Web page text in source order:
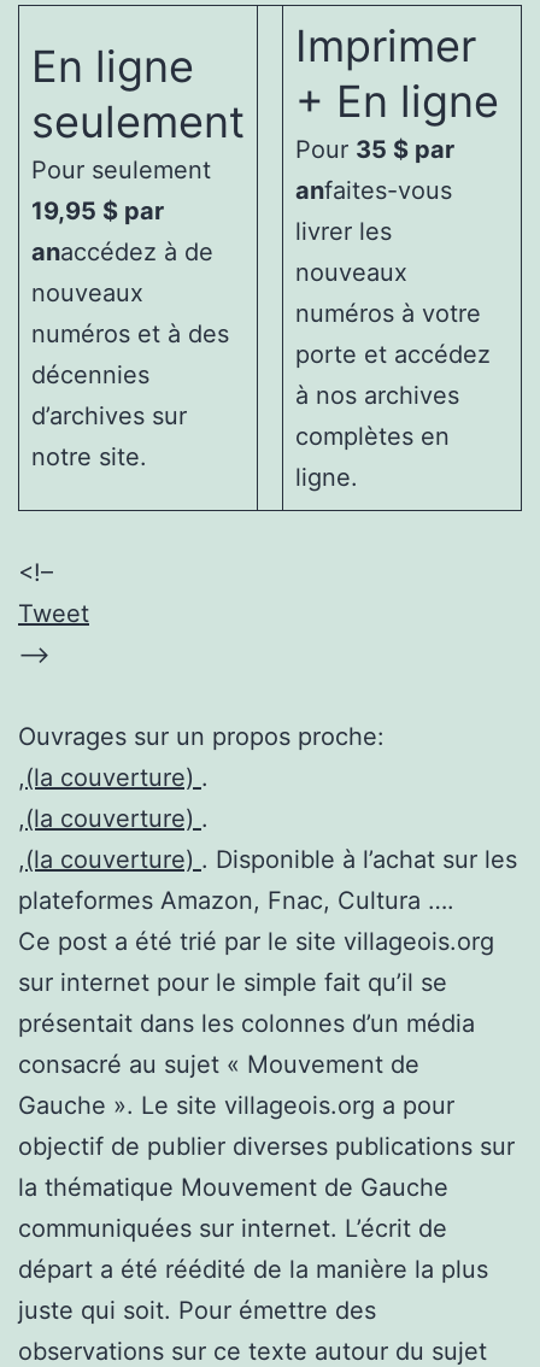
En ligne
seulement
Pour seulement
19,95 $ par
anaccédez à de
nouveaux
numéros et à des
décennies
d’archives sur
notre site.
Imprimer
+ En ligne
Pour 35 $ par
anfaites-vous
livrer les
nouveaux
numéros à votre
porte et accédez
à nos archives
complètes en
ligne.
<!–
Tweet
–>
Ouvrages sur un propos proche:
,(la couverture) .
,(la couverture) .
,(la couverture) . Disponible à l’achat sur les
plateformes Amazon, Fnac, Cultura ….
Ce post a été trié par le site villageois.org
sur internet pour le simple fait qu’il se
présentait dans les colonnes d’un média
consacré au sujet « Mouvement de
Gauche ». Le site villageois.org a pour
objectif de publier diverses publications sur
la thématique Mouvement de Gauche
communiquées sur internet. L’écrit de
départ a été réédité de la manière la plus
juste qui soit. Pour émettre des
observations sur ce texte autour du sujet